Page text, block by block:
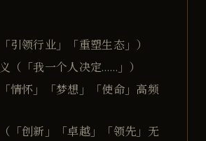
引领行业」「重塑生态」）
（「我一个人决定……」）
情怀」「梦想」「使命」高频
「创新」「卓越」「领先」无